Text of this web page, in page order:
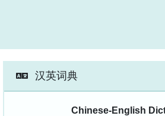
汉英词典
Chinese-English